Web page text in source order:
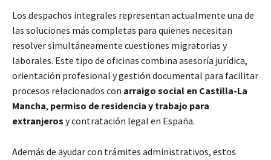
Los despachos integrales representan actualmente una de
las soluciones más completas para quienes necesitan
resolver simultáneamente cuestiones migratorias y
laborales. Este tipo de oficinas combina asesoría jurídica,
orientación profesional y gestión documental para facilitar
procesos relacionados con arraigo social en Castilla-La
Mancha, permiso de residencia y trabajo para
extranjeros y contratación legal en España.
Además de ayudar con trámites administrativos, estos